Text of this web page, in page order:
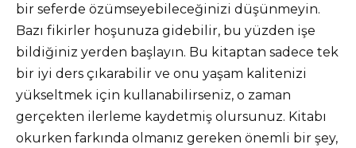
bir seferde özümseyebileceğinizi düşünmeyin.
Bazı fikirler hoşunuza gidebilir, bu yüzden işe
bildiğiniz yerden başlayın. Bu kitaptan sadece tek
bir iyi ders çıkarabilir ve onu yaşam kalitenizi
yükseltmek için kullanabilirseniz, o zaman
gerçekten ilerleme kaydetmiş olursunuz. Kitabı
okurken farkında olmanız gereken önemli bir şey,